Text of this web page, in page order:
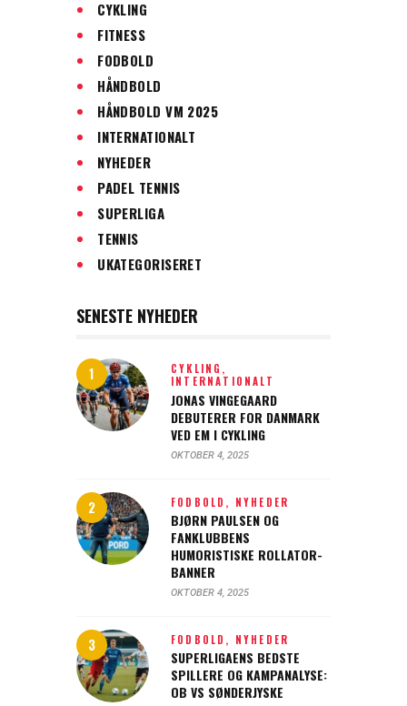
CYKLING
FITNESS
FODBOLD
HÅNDBOLD
HÅNDBOLD VM 2025
INTERNATIONALT
NYHEDER
PADEL TENNIS
SUPERLIGA
TENNIS
UKATEGORISERET
SENESTE NYHEDER
CYKLING,
INTERNATIONALT
JONAS VINGEGAARD
DEBUTERER FOR DANMARK
VED EM I CYKLING
OKTOBER 4, 2025
FODBOLD, NYHEDER
BJØRN PAULSEN OG
FANKLUBBENS
HUMORISTISKE ROLLATOR-
BANNER
OKTOBER 4, 2025
FODBOLD, NYHEDER
SUPERLIGAENS BEDSTE
SPILLERE OG KAMPANALYSE:
OB VS SØNDERJYSKE